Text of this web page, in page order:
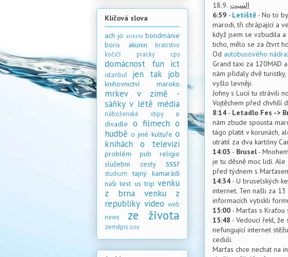
18.9. السبت
6:59 - Letiště - No to
marodi, tři chrápající a
když jsem se vzbudila
ticho, mělo se za čtvrt
Od autobusového
Grand taxi za 120MAD
nám přidaly dvě turistky,
vyšlo levněji.
Johny s Lucií tu strávili
Vojtěchem před chvhílí
8:14 - Letadlo Fes ->
nám zbude spousta
tágo platit v korunách,
utratil za dva kartóny
14:03 - Brusel-
je tu děsně moc lidí.
před týdnem s
14:34 - U bruselských
internet. Ten našli za
informacích vytiskli
15:00 - Marťas s Kraťou
15:48 - Vedoucí řekl, že
nefungující internet
ceduli.
Marťas chce nechat na
Klíčová slova
ach jo anketa bondmánie
boris akunin
bratrstvo
kočičí pracky
cps
domácnost fun ict
istanbul jen tak job
knihovnictví maroko
mrkev v zimě -
sáňky v létě média
náboženské vtipy
o
divadle
o filmech o
hudbě o jiné kultuře o
knihách
o televizi
problém pub
religio
služební cesty
sssr
studium
tajný kamarádi
naši test us trip venku
z brna
venku z
republiky video web
news
ze života
zeměpis židé